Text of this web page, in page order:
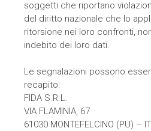
soggetti che riportano
del diritto nazionale che lo
ritorsione nei loro confronti,
indebito dei loro dati.
Le segnalazioni possono
recapito:
FIDA S.R.L.
VIA FLAMINIA, 67
61030 MONTEFELCINO (PU) –